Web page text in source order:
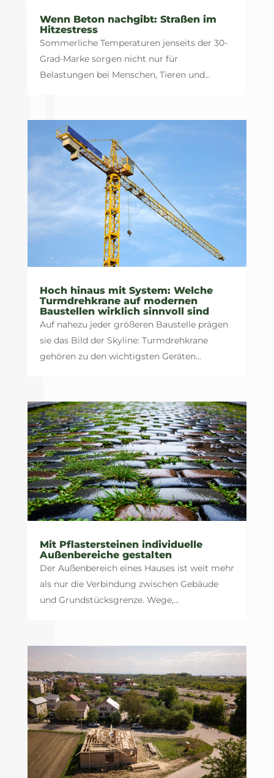
Wenn Beton nachgibt: Straßen im
Hitzestress
Sommerliche Temperaturen jenseits der 30-
Grad-Marke sorgen nicht nur für
Belastungen bei Menschen, Tieren und...
Hoch hinaus mit System: Welche
Turmdrehkrane auf modernen
Baustellen wirklich sinnvoll sind
Auf nahezu jeder größeren Baustelle prägen
sie das Bild der Skyline: Turmdrehkrane
gehören zu den wichtigsten Geräten...
Mit Pflastersteinen individuelle
Außenbereiche gestalten
Der Außenbereich eines Hauses ist weit mehr
als nur die Verbindung zwischen Gebäude
und Grundstücksgrenze. Wege,...